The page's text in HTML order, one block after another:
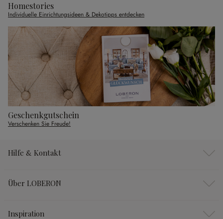
Homestories
Individuelle Einrichtungsideen & Dekotipps entdecken
Geschenkgutschein
Verschenken Sie Freude!
Hilfe & Kontakt
Über LOBERON
Inspiration